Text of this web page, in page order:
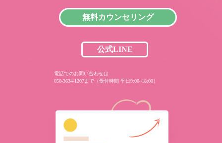
無料カウンセリング
公式LINE
電話でのお問い合わせは
050-3634-1207まで（受付時間 平日9:00~18:00）